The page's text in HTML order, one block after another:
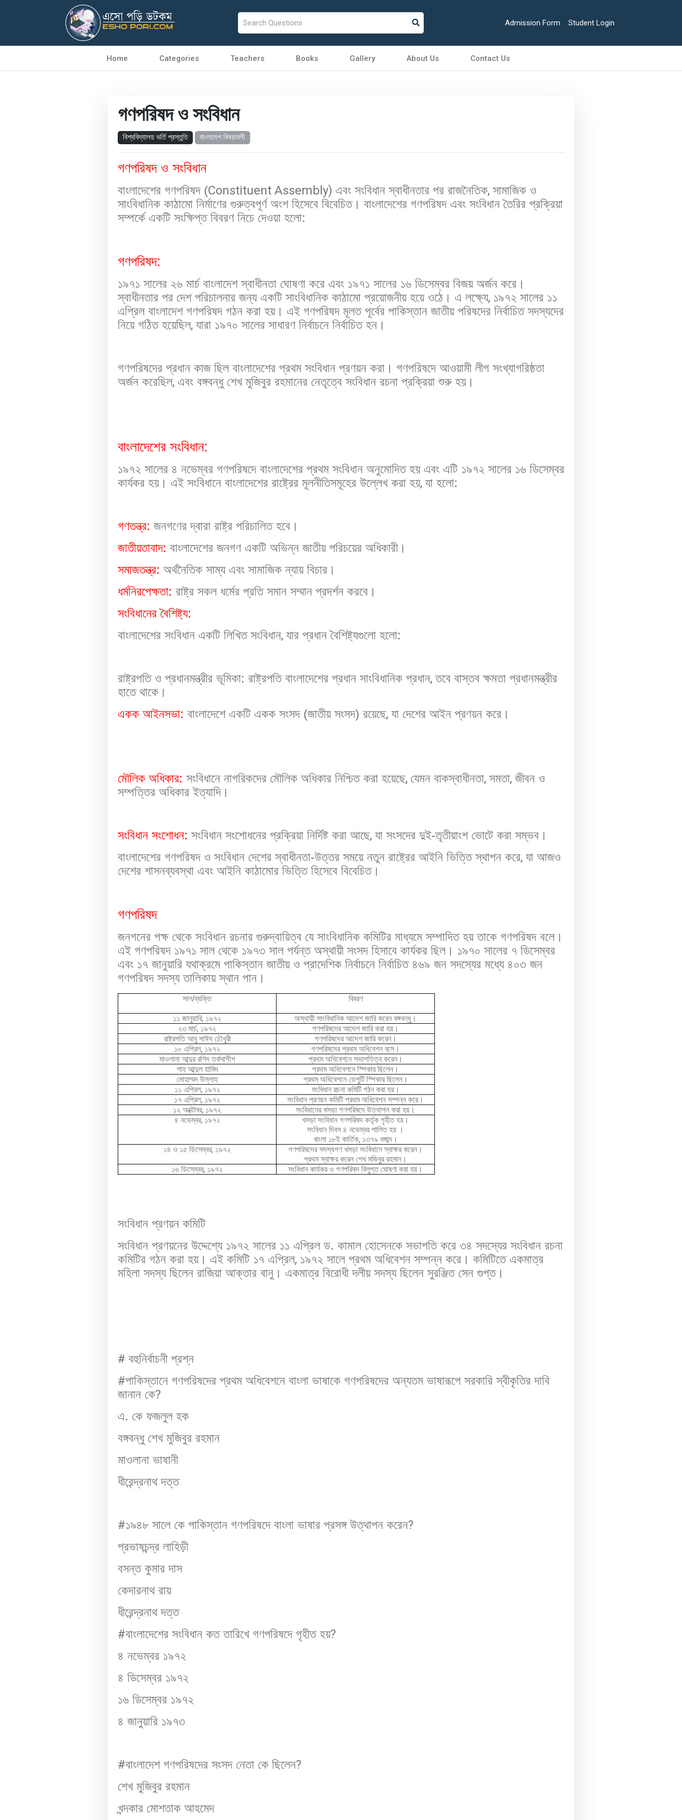
Admission Form Student Login
Home Categories Teachers Books Gallery About Us Contact Us
গণপরিষদ ও সংবিধান
বিশ্ববিদ্যালয় ভর্তি প্রস্তুতি বাংলাদেশ বিষয়াবলী
গণপরিষদ ও সংবিধান
বাংলাদেশের গণপরিষদ (Constituent Assembly) এবং সংবিধান স্বাধীনতার পর রাজনৈতিক, সামাজিক ও
সাংবিধানিক কাঠামো নির্মাণের গুরুত্বপূর্ণ অংশ হিসেবে বিবেচিত। বাংলাদেশের গণপরিষদ এবং সংবিধান তৈরির প্রক্রিয়া
সম্পর্কে একটি সংক্ষিপ্ত বিবরণ নিচে দেওয়া হলো:
গণপরিষদ:
১৯৭১ সালের ২৬ মার্চ বাংলাদেশ স্বাধীনতা ঘোষণা করে এবং ১৯৭১ সালের ১৬ ডিসেম্বর বিজয় অর্জন করে।
স্বাধীনতার পর দেশ পরিচালনার জন্য একটি সাংবিধানিক কাঠামো প্রয়োজনীয় হয়ে ওঠে। এ লক্ষ্যে, ১৯৭২ সালের ১১
এপ্রিল বাংলাদেশ গণপরিষদ গঠন করা হয়। এই গণপরিষদ মূলত পূর্বের পাকিস্তান জাতীয় পরিষদের নির্বাচিত সদস্যদের
নিয়ে গঠিত হয়েছিল, যারা ১৯৭০ সালের সাধারণ নির্বাচনে নির্বাচিত হন।
গণপরিষদের প্রধান কাজ ছিল বাংলাদেশের প্রথম সংবিধান প্রণয়ন করা। গণপরিষদে আওয়ামী লীগ সংখ্যাগরিষ্ঠতা
অর্জন করেছিল, এবং বঙ্গবন্ধু শেখ মুজিবুর রহমানের নেতৃত্বে সংবিধান রচনা প্রক্রিয়া শুরু হয়।
বাংলাদেশের সংবিধান:
১৯৭২ সালের ৪ নভেম্বর গণপরিষদে বাংলাদেশের প্রথম সংবিধান অনুমোদিত হয় এবং এটি ১৯৭২ সালের ১৬ ডিসেম্বর
কার্যকর হয়। এই সংবিধানে বাংলাদেশের রাষ্ট্রের মূলনীতিসমূহের উল্লেখ করা হয়, যা হলো:
গণতন্ত্র: জনগণের দ্বারা রাষ্ট্র পরিচালিত হবে।
জাতীয়তাবাদ: বাংলাদেশের জনগণ একটি অভিন্ন জাতীয় পরিচয়ের অধিকারী।
সমাজতন্ত্র: অর্থনৈতিক সাম্য এবং সামাজিক ন্যায় বিচার।
ধর্মনিরপেক্ষতা: রাষ্ট্র সকল ধর্মের প্রতি সমান সম্মান প্রদর্শন করবে।
সংবিধানের বৈশিষ্ট্য:
বাংলাদেশের সংবিধান একটি লিখিত সংবিধান, যার প্রধান বৈশিষ্ট্যগুলো হলো:
রাষ্ট্রপতি ও প্রধানমন্ত্রীর ভূমিকা: রাষ্ট্রপতি বাংলাদেশের প্রধান সাংবিধানিক প্রধান,তবে বাস্তব ক্ষমতা প্রধানমন্ত্রীর
হাতে থাকে।
একক আইনসভা: বাংলাদেশে একটি একক সংসদ (জাতীয় সংসদ) রয়েছে, যা দেশের আইন প্রণয়ন করে।
মৌলিক অধিকার: সংবিধানে নাগরিকদের মৌলিক অধিকার নিশ্চিত করা হয়েছে, যেমন বাকস্বাধীনতা, সমতা, জীবন ও
সম্পত্তির অধিকার ইত্যাদি।
সংবিধান সংশোধন: সংবিধান সংশোধনের প্রক্রিয়া নির্দিষ্ট করা আছে, যা সংসদের দুই-তৃতীয়াংশ ভোটে করা সম্ভব।
বাংলাদেশের গণপরিষদ ও সংবিধান দেশের স্বাধীনতা-উত্তর সময়ে নতুন রাষ্ট্রের আইনি ভিত্তি স্থাপন করে, যা আজও
দেশের শাসনব্যবস্থা এবং আইনি কাঠামোর ভিত্তি হিসেবে বিবেচিত।
গণপরিষদ
জনগনের পক্ষ থেকে সংবিধান রচনার গুরুদ্বায়িত্ব যে সাংবিধানিক কমিটির মাধ্যমে সম্পাদিত হয় তাকে গণপরিষদ বলে।
এই গণপরিষদ ১৯৭১ সাল থেকে ১৯৭৩ সাল পর্যন্ত অস্থায়ী সংসদ হিসাবে কার্যকর ছিল। ১৯৭০ সালের ৭ ডিসেম্বর
এবং ১৭ জানুয়ারি যথাক্রমে পাকিস্তান জাতীয় ও প্রাদেশিক নির্বাচনে নির্বাচিত ৪৬৯ জন সদস্যের মধ্যে ৪০৩ জন
গণপরিষদ সদস্য তালিকায় স্থান পান।
সাল/ব্যক্তি বিবরণ
১১ জানুয়ারি, ১৯৭২
অস্থায়ী সাংবিধানিক আদেশ জারি করেন বঙ্গবন্ধু।
২৩ মার্চ, ১৯৭২
গণপরিষদের আদেশ জারি করা হয়।
রাষ্ট্রপতি আবু সাঈদ চৌধুরী
গণপরিষদের আদেশ জারি করেন।
১০ এপ্রিল, ১৯৭২
গণপরিষদের প্রথম অধিবেশন বসে।
মাওলানা আব্দুর রশিদ তর্কবাগীশ
প্রথম অধিবেশনে সভাপতিত্ব করেন।
শাহ আব্দুল হামিদ
প্রথম অধিবেশনে স্পিকার ছিলেন।
মোহাম্মদ উল্লাহ
প্রথম অধিবেশনে ডেপুটি স্পিকার ছিলেন।
১১ এপ্রিল, ১৯৭২
সংবিধান রচনা কমিটি গঠন করা হয়।
১৭ এপ্রিল, ১৯৭২
সংবিধান প্রণয়ন কমিটি প্রথম অধিবেশন সম্পন্ন করে।
১২ অক্টোবর, ১৯৭২
সংবিধানের খসড়া গণপরিষদে উত্থাপন করা হয়।
৪ নভেম্বর, ১৯৭২
খসড়া সংবিধান গণপরিষদ কর্তৃক গৃহীত হয়।
সংবিধান দিবস ৪ নভেম্বর পালিত হয় ।
বাংলা ১৮ই কার্তিক, ১৩৭৯ বঙ্গাব্দ।
১৪ ও ১৫ ডিসেম্বর, ১৯৭২
গণপরিষদের সদস্যগণ খসড়া সংবিধানে স্বাক্ষর করেন।
প্রথম স্বাক্ষর করেন শেখ মজিবুর রহমান।
১৬ ডিসেম্বর, ১৯৭২ সংবিধান কার্যকর ও গণপরিষদ বিলুপ্ত ঘোষণা করা হয়।
সংবিধান প্রণয়ন কমিটি
সংবিধান প্রণয়নের উদ্দেশ্যে ১৯৭২ সালের ১১ এপ্রিল ড. কামাল হোসেনকে সভাপতি করে ৩৪ সদস্যের সংবিধান রচনা
কমিটির গঠন করা হয়। এই কমিটি ১৭ এপ্রিল, ১৯৭২ সালে প্রথম অধিবেশন সম্পন্ন করে। কমিটিতে একমাত্র
মহিলা সদস্য ছিলেন রাজিয়া আক্তার বানু। একমাত্র বিরোধী দলীয় সদস্য ছিলেন সুরঞ্জিত সেন গুপ্ত।
# বহুনির্বাচনী প্রশ্ন
#পাকিস্তানে গণপরিষদের প্রথম অধিবেশনে বাংলা ভাষাকে গণপরিষদের অন্যতম ভাষারূপে সরকারি স্বীকৃতির দাবি
জানান কে?
এ. কে ফজলুল হক
বঙ্গবন্ধু শেখ মুজিবুর রহমান
মাওলানা ভাষানী
ধীরেন্দ্রনাথ দত্ত
#১৯৪৮ সালে কে পাকিস্তান গণপরিষদে বাংলা ভাষার প্রসঙ্গ উত্থাপন করেন?
প্রভাষচন্দ্র লাহিড়ী
বসন্ত কুমার দাস
কেদারনাথ রায়
ধীরেন্দ্রনাথ দত্ত
#বাংলাদেশের সংবিধান কত তারিখে গণপরিষদে গৃহীত হয়?
৪ নভেম্বর ১৯৭২
৪ ডিসেম্বর ১৯৭২
১৬ ডিসেম্বর ১৯৭২
৪ জানুয়ারি ১৯৭৩
#বাংলাদেশ গণপরিষদের সংসদ নেতা কে ছিলেন?
শেখ মুজিবুর রহমান
খন্দকার মোশতাক আহমেদ